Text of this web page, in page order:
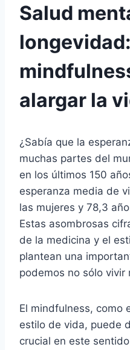
Salud
alargar la
¿Sabía que la
muchas partes del
en los últimos 150
esperanza media de
las mujeres y 78,3
Estas asombrosas
de la medicina y el
plantean una
podemos no sólo vivir
El mindfulness, como
estilo de vida, puede
crucial en este